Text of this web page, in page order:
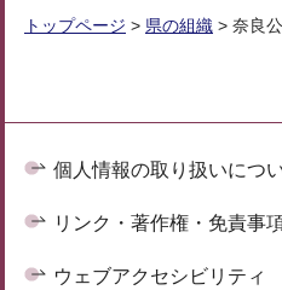
トップページ > 県の組織 > 奈良
個人情報の取り扱いにつ
リンク・著作権・免責事
ウェブアクセシビリティ